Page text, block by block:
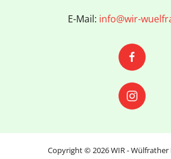
E-Mail: info@wir-
Copyright ©2026WIR - Wülfrather